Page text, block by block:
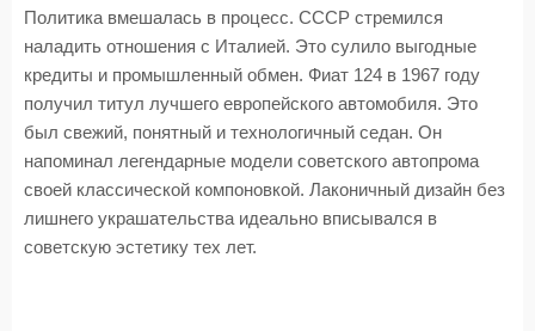
Политика вмешалась в процесс. СССР стремился
наладить отношения с Италией. Это сулило выгодные
кредиты и промышленный обмен. Фиат 124 в 1967 году
получил титул лучшего европейского автомобиля. Это
был свежий, понятный и технологичный седан. Он
напоминал легендарные модели советского автопрома
своей классической компоновкой. Лаконичный дизайн без
лишнего украшательства идеально вписывался в
советскую эстетику тех лет.